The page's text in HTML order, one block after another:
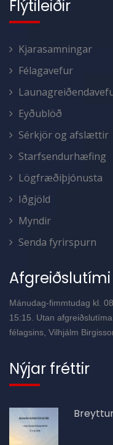
Flýtileiðir
Kjarasamningar
Félagavefur
Eyðublöð
Sérkjör og afslættir
Starfsendurhæfing
Lögfræðiþjónusta
Iðgjöld
Myndir
Senda fyrirspurn
Afgreiðslutími
Mánudag-fimmtudag kl.
15:15. Utan
félagsins, Vilhjálm
Nýjar fréttir